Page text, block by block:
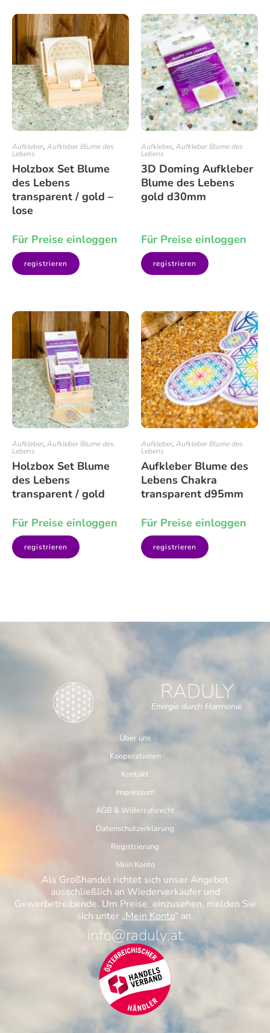
Aufkleber, Aufkleber Blume des
Lebens
Holzbox Set Blume
des Lebens
transparent / gold –
lose
Für Preise einloggen
registrieren
Aufkleber, Aufkleber Blume des
Lebens
3D Doming Aufkleber
Blume des Lebens
gold d30mm
Für Preise einloggen
registrieren
Aufkleber, Aufkleber Blume des
Lebens
Holzbox Set Blume
des Lebens
transparent / gold
Für Preise einloggen
registrieren
Aufkleber, Aufkleber Blume des
Lebens
Aufkleber Blume des
Lebens Chakra
transparent d95mm
Für Preise einloggen
registrieren
RADULY
Energie durch Harmonie
Über uns
Kooperationen
Kontakt
Impressum
AGB & Widerrufsrecht
Datenschutzerklärung
Registrierung
Mein Konto
Als Großhandel richtet sich unser Angebot
ausschließlich an Wiederverkäufer und
Gewerbetreibende. Um Preise einzusehen, melden Sie
sich unter „Mein Konto“ an.
info@raduly.at